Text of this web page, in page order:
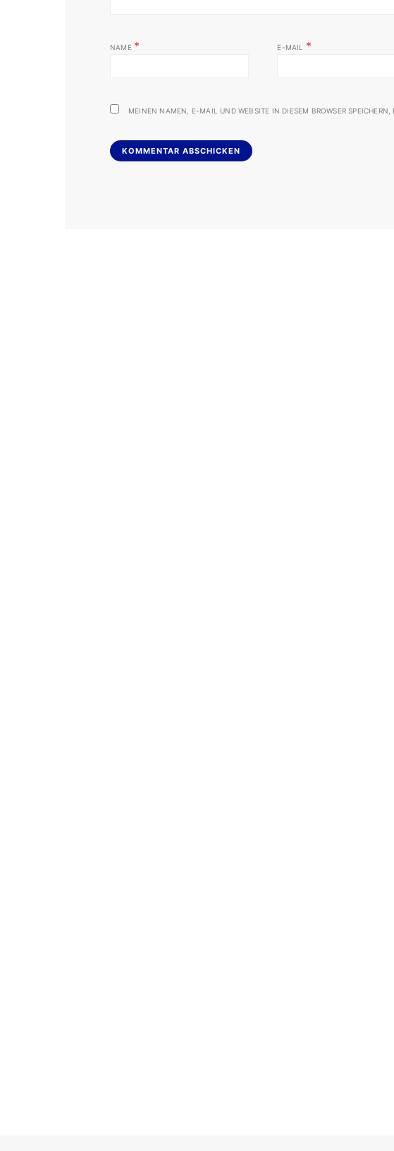
NAME * E-MAIL *
MEINEN NAMEN, E-MAIL UND WEBSITE IN DIESEM BROWSER SPEICHERN,